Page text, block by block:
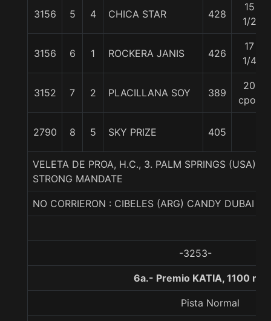
3156 5 4 CHICA STAR 428
15
1/2
3156 6 1 ROCKERA JANIS 426
17
1/4
3152 7 2 PLACILLANA SOY 389
20
cpos
2790 8 5 SKY PRIZE 405
VELETA DE PROA, H.C., 3. PALM SPRINGS (USA)-
STRONG MANDATE
NO CORRIERON : CIBELES (ARG) CANDY DUBAI
-3253-
6a.- Premio KATIA, 1100
Pista Normal